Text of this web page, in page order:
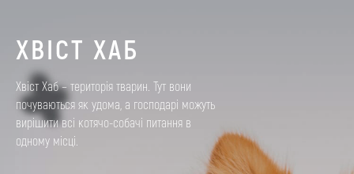
Хвіст Хаб – територія тварин. Тут вони
почуваються як удома, а господарі можуть
вирішити всі котячо-собачі питання в
одному місці.
ХВІСТ ХАБ